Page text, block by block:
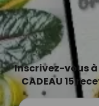
Inscrivez-vous
CADEAU 15